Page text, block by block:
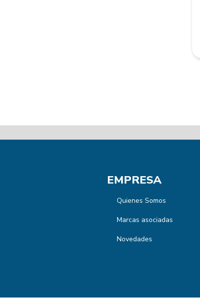
EMPRESA
Quienes Somos
Marcas asociadas
Novedades